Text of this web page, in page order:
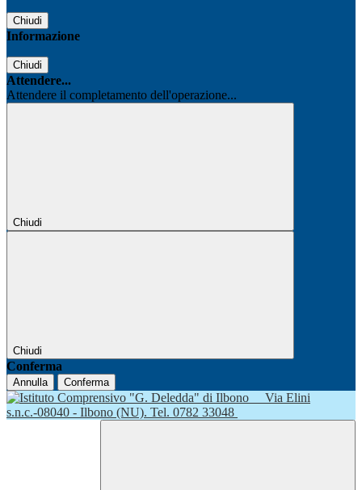
Chiudi
Informazione
Chiudi
Attendere...
Attendere il completamento dell'operazione...
Chiudi
Chiudi
Conferma
Annulla Conferma
Via Elini
s.n.c.-08040 - Ilbono (NU). Tel. 0782 33048